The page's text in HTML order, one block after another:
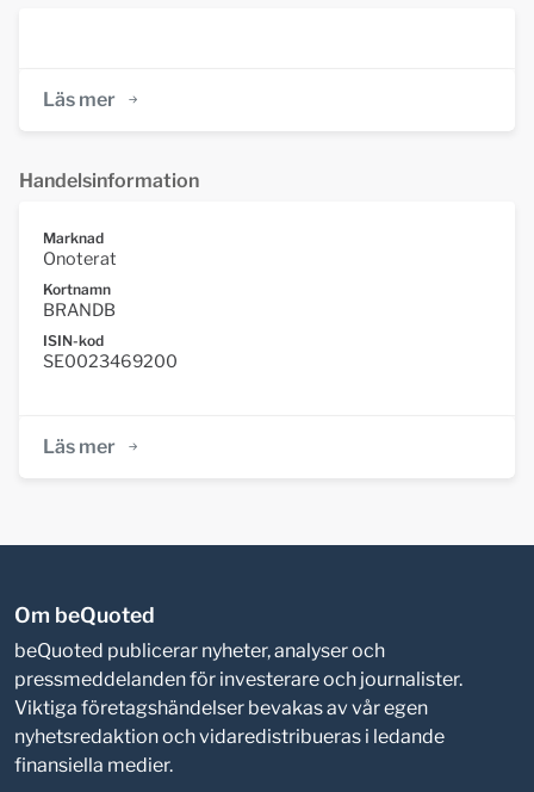
Läs mer
Handelsinformation
Marknad
Onoterat
Kortnamn
BRANDB
ISIN-kod
SE0023469200
Läs mer
Om beQuoted
beQuoted publicerar nyheter, analyser och
pressmeddelanden för investerare och journalister.
Viktiga företagshändelser bevakas av vår egen
nyhetsredaktion och vidaredistribueras i ledande
finansiella medier.